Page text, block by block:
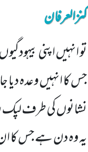
کنزالعرفان
تو انہیں اپنی
جس کا انہیں وعدہ
نشانوں کی طرف لپک
یہ وہ دن ہے جس کا